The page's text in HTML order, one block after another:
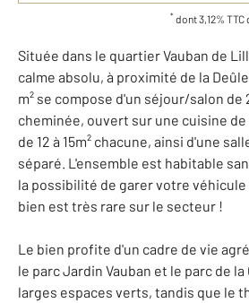
* dont 3,12%
Située dans le quartier Vauban de
calme absolu, à proximité de la
m² se compose d'un séjour/salon de
cheminée, ouvert sur une cuisine de
de 12 à 15m² chacune, ainsi d'une
séparé. L'ensemble est habitable
la possibilité de garer votre véhicule
bien est très rare sur le secteur !
Le bien profite d'un cadre de vie
le parc Jardin Vauban et le parc de
larges espaces verts, tandis que le